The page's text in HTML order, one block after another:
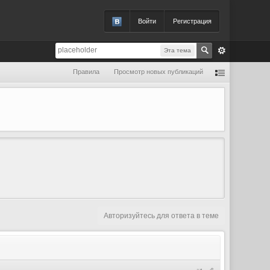
Войти Регистрация
Эта тема
Правила Просмотр новых публикаций
Авторизуйтесь для ответа в теме